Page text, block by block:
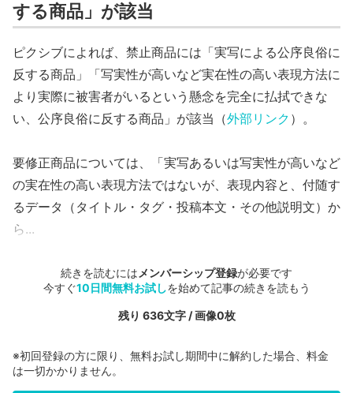
する商品」が該当
ピクシブによれば、禁止商品には「実写による公序良俗に
反する商品」「写実性が高いなど実在性の高い表現方法に
より実際に被害者がいるという懸念を完全に払拭できな
い、公序良俗に反する商品」が該当（外部リンク ）。
要修正商品については、「実写あるいは写実性が高いなど
の実在性の高い表現方法ではないが、表現内容と、付随す
るデータ（タイトル・タグ・投稿本文・その他説明文）か
ら...
続きを読むには メンバーシップ登録が必要です
今すぐ10日間無料お試しを始めて記事の続きを読もう
残り 636文字 / 画像0枚
※初回登録の方に限り、無料お試し期間中に解約した場合、料金
は一切かかりません。